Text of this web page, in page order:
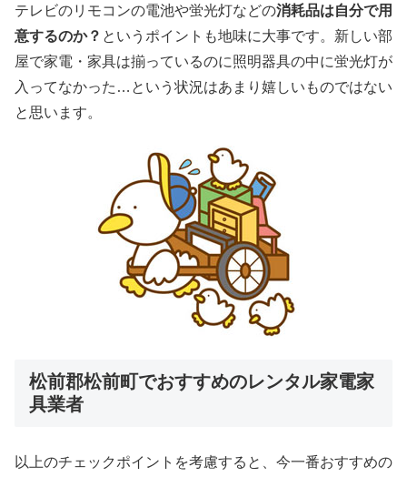
テレビのリモコンの電池や蛍光灯などの消耗品は自分で用
意するのか？ というポイントも地味に大事です。新しい部
屋で家電・家具は揃っているのに照明器具の中に蛍光灯が
入ってなかった…という状況はあまり嬉しいものではない
と思います。
松前郡松前町でおすすめのレンタル家電家
具業者
以上のチェックポイントを考慮すると、今一番おすすめの